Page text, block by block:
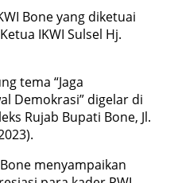
Bone yang diketuai
IKWI Sulsel Hj.
tema “Jaga
Demokrasi” digelar di
Rujab Bupati Bone, Jl.
menyampaikan